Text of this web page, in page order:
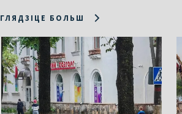
ГЛЯДЗІЦЕ БОЛЬШ